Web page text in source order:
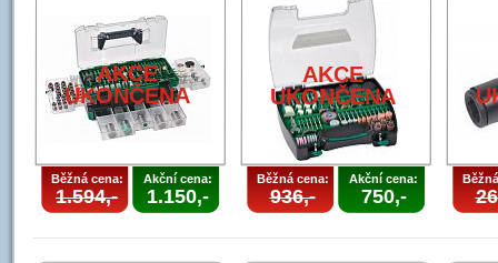
AKCE
UKONČENA
AKCE
UKONČENA
Běžná cena:
1.594,-
Akční cena:
1.150,-
AKCE
UKONČENA
Běžná cena:
936,-
Akční cena:
750,-